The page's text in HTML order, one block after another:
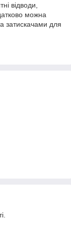
відводи,
можна
затискачами для